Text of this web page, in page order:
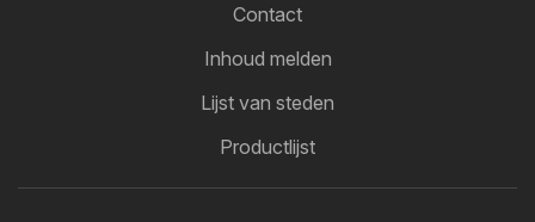
Contact
Inhoud melden
Lijst van steden
Productlijst